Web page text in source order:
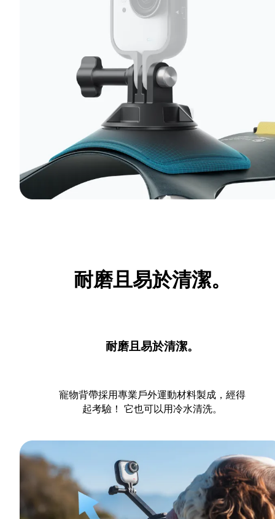
耐磨且易於清潔。
耐磨且易於清潔。
寵物背帶採用專業戶外運動材料製成，經得
起考驗！ 它也可以用冷水清洗。